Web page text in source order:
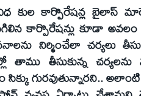
కుల కార్పొరేషన్ల బైలాస్
కార్పొరేషన్లు కూడా
నిర్మించేలా చర్యలు
తాము తీసుకున్న చర్యలను
సిక్కు గురవుతున్నారని..